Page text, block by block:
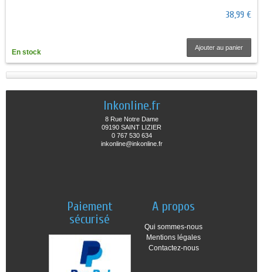
38,99 €
En stock
Ajouter au panier
Inkonline.fr
8 Rue Notre Dame
09190 SAINT LIZIER
0 767 530 634
inkonline@inkonline.fr
Paiement
sécurisé
A propos
Qui sommes-nous
Mentions légales
Contactez-nous